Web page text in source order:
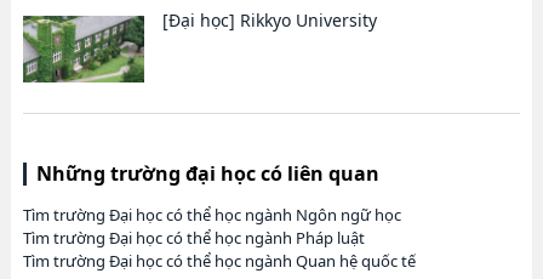
[Đại học] Rikkyo University
Những trường đại học có liên quan
Tìm trường Đại học có thể học ngành Ngôn ngữ học
Tìm trường Đại học có thể học ngành Pháp luật
Tìm trường Đại học có thể học ngành Quan hệ quốc tế